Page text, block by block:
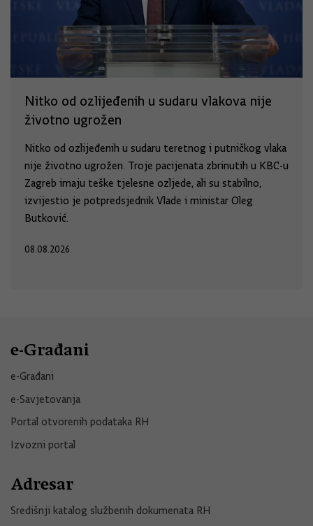
Nitko od ozlijeđenih u sudaru vlakova nije
životno ugrožen
Nitko od ozlijeđenih u sudaru teretnog i putničkog vlaka
nije životno ugrožen. Troje pacijenata zbrinutih u KBC-u
Zagreb imaju teške tjelesne ozljede, ali su stabilno,
izvijestio je potpredsjednik Vlade i ministar Oleg
Butković.
08.08.2026.
e-Građani
e-Građani
e-Savjetovanja
Portal otvorenih podataka RH
Izvozni portal
Adresar
Središnji katalog službenih dokumenata RH